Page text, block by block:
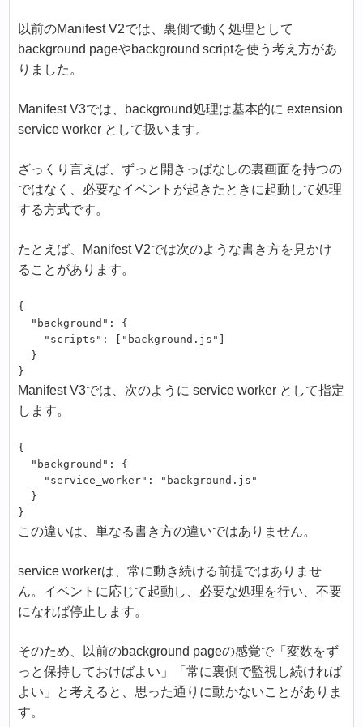
以前のManifest V2では、裏側で動く処理として
background pageやbackground scriptを使う考え方があ
りました。
Manifest V3では、background処理は基本的に extension
service worker として扱います。
ざっくり言えば、ずっと開きっぱなしの裏画面を持つの
ではなく、必要なイベントが起きたときに起動して処理
する方式です。
たとえば、Manifest V2では次のような書き方を見かけ
ることがあります。
{
  "background": {
    "scripts": ["background.js"]
  }
}
Manifest V3では、次のように service worker として指定
します。
{
  "background": {
    "service_worker": "background.js"
  }
}
この違いは、単なる書き方の違いではありません。
service workerは、常に動き続ける前提ではありませ
ん。イベントに応じて起動し、必要な処理を行い、不要
になれば停止します。
そのため、以前のbackground pageの感覚で「変数をず
っと保持しておけばよい」「常に裏側で監視し続ければ
よい」と考えると、思った通りに動かないことがありま
す。